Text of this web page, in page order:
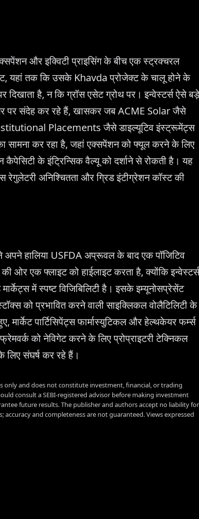
और इक्विटी प्राइसिंग के बीच एक स्ट्रक्चरल
यहां तक कि उसके Khavda प्रोजेक्ट के चालू होने के
दिखाता है, न कि ग्रॉस एसेट ग्रोथ पर। इन्वेस्टर्स ऐसे बड़े
पर संदेह कर रहे हैं, खासकर जब ACME Solar जैसे
Placements जैसे डाइल्यूटिव इंस्ट्रूमेंट्स
सामना कर रहा है, जहां एक्सपेंशन को फ्यूल करने के लिए
के इंट्रिन्सिक वैल्यू को दर्शाने से रोकती है। यह
रेगुलेटरी अनिश्चितता और ग्रिड इंटीग्रेशन कॉस्ट की
हालिया USFDA अप्रूवल के बाद एक पॉजिटिव
ओर एक फ्लाइट को हाईलाइट करता है, क्योंकि इन्वेस्टर्स
में स्पष्ट विजिबिलिटी है। इसके इम्यूनोसप्रेसेंट
को प्रभावित करने वाली साइक्लिकल वोलैटिलिटी के
पार्टिसिपेंट्स फार्मास्युटिकल और हेल्थकेयर फर्म्स
को नेविगेट करने के लिए प्रोप्राइटरी टेक्निकल
लिए संघर्ष कर रहे हैं।
and does not constitute investment, financial, or trading
consult a SEBI-registered advisor before making investment
future results. The publisher and authors accept no liability for
and completeness are not guaranteed. Views expressed